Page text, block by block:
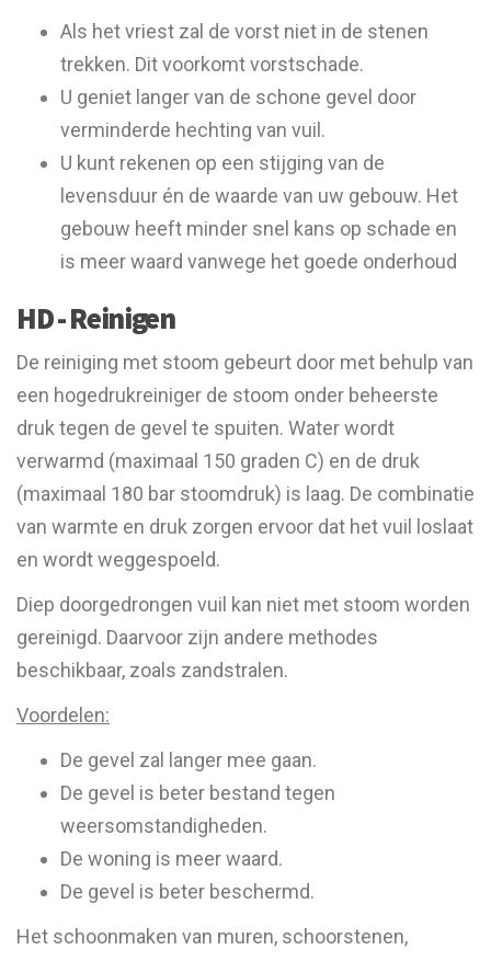
Als het vriest zal de vorst niet in de stenen
trekken. Dit voorkomt vorstschade.
U geniet langer van de schone gevel door
verminderde hechting van vuil.
U kunt rekenen op een stijging van de
levensduur én de waarde van uw gebouw. Het
gebouw heeft minder snel kans op schade en
is meer waard vanwege het goede onderhoud
HD - Reinigen
De reiniging met stoom gebeurt door met behulp van
een hogedrukreiniger de stoom onder beheerste
druk tegen de gevel te spuiten. Water wordt
verwarmd (maximaal 150 graden C) en de druk
(maximaal 180 bar stoomdruk) is laag. De combinatie
van warmte en druk zorgen ervoor dat het vuil loslaat
en wordt weggespoeld.
Diep doorgedrongen vuil kan niet met stoom worden
gereinigd. Daarvoor zijn andere methodes
beschikbaar, zoals zandstralen.
Voordelen:
De gevel zal langer mee gaan.
De gevel is beter bestand tegen
weersomstandigheden.
De woning is meer waard.
De gevel is beter beschermd.
Het schoonmaken van muren, schoorstenen,